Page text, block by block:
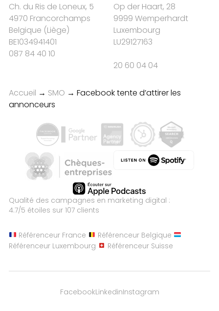
Ch. du Ris de Loneux, 5
4970 Francorchamps
Belgique (Liège)
BE1034941401
087 84 40 10
Op der Haart, 28
9999 Wemperhardt
Luxembourg
LU29127163
20 60 04 04
Accueil → SMO → Facebook tente d’attirer les
annonceurs
Qualité des campagnes en marketing digital :
4.7/5 étoiles sur 107 clients
Référenceur France
Référenceur Belgique
Référenceur Luxembourg
Référenceur Suisse
FacebookLinkedinInstagram